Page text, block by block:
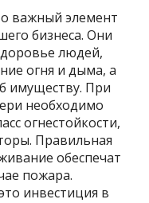
важный элемент
бизнеса. Они
людей,
огня и дыма, а
имуществу. При
необходимо
огнестойкости,
Правильная
обеспечат
пожара.
инвестиция в